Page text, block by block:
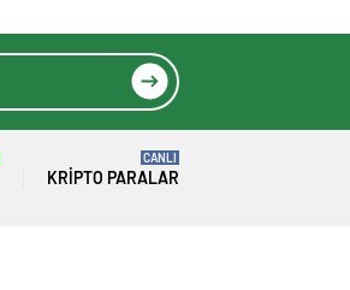
KRIPTO PARALAR
CANLI